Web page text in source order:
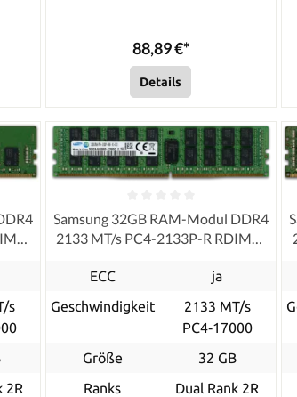
88,89 €*
Details
s
2R
Samsung 32GB RAM-Modul DDR4
2133 MT/s PC4-2133P-R RDIMM
ECC
ja
Geschwindigkeit
2133 MT/s
PC4‑17000
Größe
32 GB
Ranks
Dual Rank 2R